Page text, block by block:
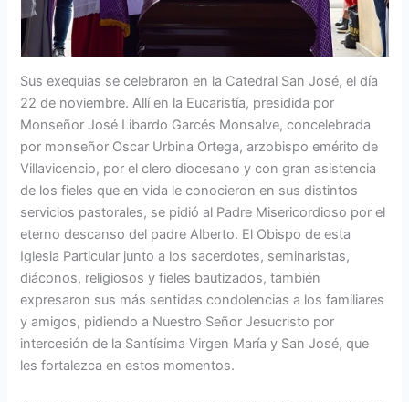
Sus exequias se celebraron en la Catedral San José, el día
22 de noviembre. Allí en la Eucaristía, presidida por
Monseñor José Libardo Garcés Monsalve, concelebrada
por monseñor Oscar Urbina Ortega, arzobispo emérito de
Villavicencio, por el clero diocesano y con gran asistencia
de los fieles que en vida le conocieron en sus distintos
servicios pastorales, se pidió al Padre Misericordioso por el
eterno descanso del padre Alberto. El Obispo de esta
Iglesia Particular junto a los sacerdotes, seminaristas,
diáconos, religiosos y fieles bautizados, también
expresaron sus más sentidas condolencias a los familiares
y amigos, pidiendo a Nuestro Señor Jesucristo por
intercesión de la Santísima Virgen María y San José, que
les fortalezca en estos momentos.